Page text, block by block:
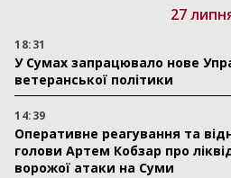
27
18:31
У Сумах запрацювало нове
ветеранської політики
14:39
Оперативне реагування та
голови Артем Кобзар про
ворожої атаки на Суми